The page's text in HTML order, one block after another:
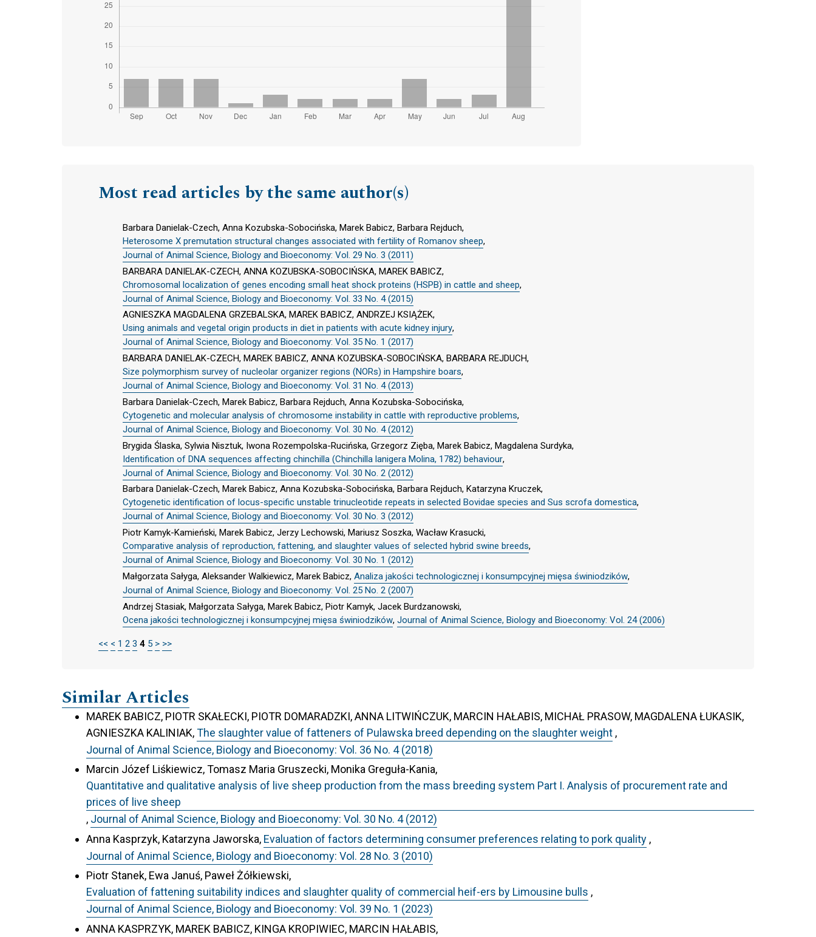
Most read articles by the same author(s)
Barbara Danielak-Czech, Anna Kozubska-Sobocińska, Marek Babicz, Barbara Rejduch,
Heterosome X premutation structural changes associated with fertility of Romanov sheep,
Journal of Animal Science, Biology and Bioeconomy: Vol. 29 No. 3 (2011)
BARBARA DANIELAK-CZECH, ANNA KOZUBSKA-SOBOCIŃSKA, MAREK BABICZ,
Chromosomal localization of genes encoding small heat shock proteins (HSPB) in cattle and sheep,
Journal of Animal Science, Biology and Bioeconomy: Vol. 33 No. 4 (2015)
AGNIESZKA MAGDALENA GRZEBALSKA, MAREK BABICZ, ANDRZEJ KSIĄŻEK,
Using animals and vegetal origin products in diet in patients with acute kidney injury,
Journal of Animal Science, Biology and Bioeconomy: Vol. 35 No. 1 (2017)
BARBARA DANIELAK-CZECH, MAREK BABICZ, ANNA KOZUBSKA-SOBOCIŃSKA, BARBARA REJDUCH,
Size polymorphism survey of nucleolar organizer regions (NORs) in Hampshire boars,
Journal of Animal Science, Biology and Bioeconomy: Vol. 31 No. 4 (2013)
Barbara Danielak-Czech, Marek Babicz, Barbara Rejduch, Anna Kozubska-Sobocińska,
Cytogenetic and molecular analysis of chromosome instability in cattle with reproductive problems,
Journal of Animal Science, Biology and Bioeconomy: Vol. 30 No. 4 (2012)
Brygida Ślaska, Sylwia Nisztuk, Iwona Rozempolska-Rucińska, Grzegorz Zięba, Marek Babicz, Magdalena Surdyka,
Identification of DNA sequences affecting chinchilla (Chinchilla lanigera Molina, 1782) behaviour,
Journal of Animal Science, Biology and Bioeconomy: Vol. 30 No. 2 (2012)
Barbara Danielak-Czech, Marek Babicz, Anna Kozubska-Sobocińska, Barbara Rejduch, Katarzyna Kruczek,
Cytogenetic identification of locus-specific unstable trinucleotide repeats in selected Bovidae species and Sus scrofa domestica,
Journal of Animal Science, Biology and Bioeconomy: Vol. 30 No. 3 (2012)
Piotr Kamyk-Kamieński, Marek Babicz, Jerzy Lechowski, Mariusz Soszka, Wacław Krasucki,
Comparative analysis of reproduction, fattening, and slaughter values of selected hybrid swine breeds,
Journal of Animal Science, Biology and Bioeconomy: Vol. 30 No. 1 (2012)
Małgorzata Sałyga, Aleksander Walkiewicz, Marek Babicz, Analiza jakości technologicznej i konsumpcyjnej mięsa świniodzików,
Journal of Animal Science, Biology and Bioeconomy: Vol. 25 No. 2 (2007)
Andrzej Stasiak, Małgorzata Sałyga, Marek Babicz, Piotr Kamyk, Jacek Burdzanowski,
Ocena jakości technologicznej i konsumpcyjnej mięsa świniodzików, Journal of Animal Science, Biology and Bioeconomy: Vol. 24 (2006)
<< < 1 2 3 4 5 > >>
Similar Articles
MAREK BABICZ, PIOTR SKAŁECKI, PIOTR DOMARADZKI, ANNA LITWIŃCZUK, MARCIN HAŁABIS, MICHAŁ PRASOW, MAGDALENA ŁUKASIK,
AGNIESZKA KALINIAK,The slaughter value of fatteners of Pulawska breed depending on the slaughter weight ,
Journal of Animal Science, Biology and Bioeconomy: Vol. 36 No. 4 (2018)
Marcin Józef Liśkiewicz, Tomasz Maria Gruszecki, Monika Greguła-Kania,
Quantitative and qualitative analysis of live sheep production from the mass breeding system Part I. Analysis of procurement rate and
prices of live sheep
, Journal of Animal Science, Biology and Bioeconomy: Vol. 30 No. 4 (2012)
Anna Kasprzyk, Katarzyna Jaworska, Evaluation of factors determining consumer preferences relating to pork quality ,
Journal of Animal Science, Biology and Bioeconomy: Vol. 28 No. 3 (2010)
Piotr Stanek, Ewa Januś, Paweł Żółkiewski,
Evaluation of fattening suitability indices and slaughter quality of commercial heif-ers by Limousine bulls ,
Journal of Animal Science, Biology and Bioeconomy: Vol. 39 No. 1 (2023)
ANNA KASPRZYK, MAREK BABICZ, KINGA KROPIWIEC, MARCIN HAŁABIS,